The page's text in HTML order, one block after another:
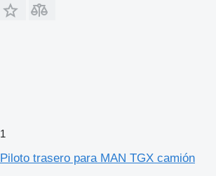
1
Piloto trasero para MAN TGX camión